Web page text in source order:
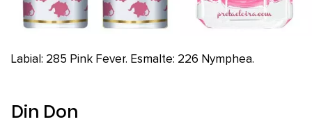
Labial: 285 Pink Fever. Esmalte: 226 Nymphea.
Din Don